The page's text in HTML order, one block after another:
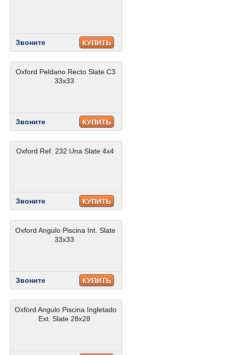
Звоните КУПИТЬ
Oxford Peldano Recto Slate C3
33x33
Звоните КУПИТЬ
Oxford Ref. 232 Una Slate 4x4
Звоните КУПИТЬ
Oxford Angulo Piscina Int. Slate
33x33
Звоните КУПИТЬ
Oxford Angulo Piscina Ingletado
Ext. Slate 28x28